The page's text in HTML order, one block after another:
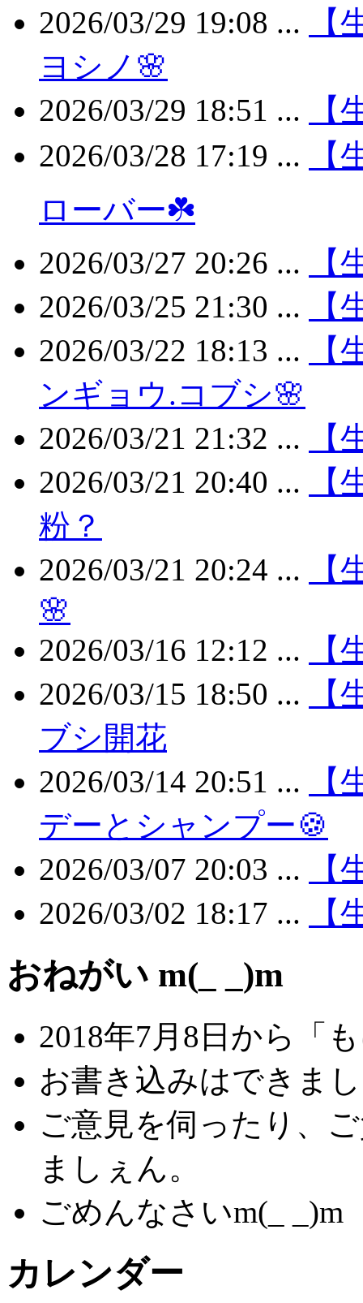
2026/03/29 19:08 ...
ヨシノ🌸
2026/03/29 18:51 ...
2026/03/28 17:19 ...
ローバー☘️
2026/03/27 20:26 ...
【
2026/03/25 21:30 ...
【
2026/03/22 18:13 ...
ンギョウ.コブシ🌸
2026/03/21 21:32 ...
2026/03/21 20:40 ...
粉？
2026/03/21 20:24 ...
🌸
2026/03/16 12:12 ...
2026/03/15 18:50 ...
ブシ開花
2026/03/14 20:51 ...
デーとシャンプー🍪
2026/03/07 20:03 ...
【
2026/03/02 18:17 ...
おねがい m(_ _)m
2018年7月8日から「
お書き込みはできま
ご意見を伺ったり、
ましぇん。
ごめんなさいm(_ _)m
カレンダー